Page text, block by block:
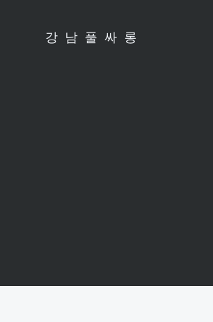
강남풀싸롱